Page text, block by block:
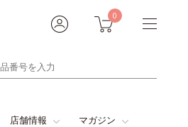
0
店舗情報 マガジン